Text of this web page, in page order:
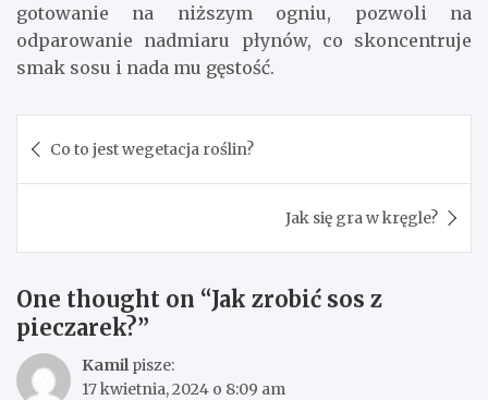
gotowanie na niższym ogniu, pozwoli na
odparowanie nadmiaru płynów, co skoncentruje
smak sosu i nada mu gęstość.
wpisu
Co to jest wegetacja roślin?
Jak się gra w kręgle?
One thought on “Jak zrobić sos z
pieczarek?”
Kamil pisze:
17 kwietnia, 2024 o 8:09 am